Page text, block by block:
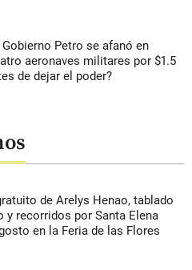
Petro se afanó en
aeronaves militares por $1.5
de dejar el poder?
de Arelys Henao, tablado
y recorridos por Santa Elena
en la Feria de las Flores